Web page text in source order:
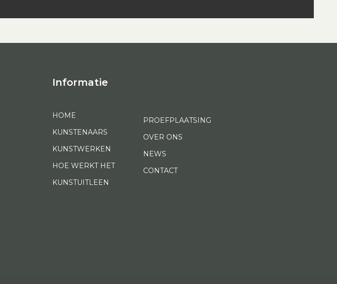
Informatie
HOME
KUNSTENAARS
KUNSTWERKEN
HOE WERKT HET
KUNSTUITLEEN
PROEFPLAATSING
OVER ONS
NEWS
CONTACT